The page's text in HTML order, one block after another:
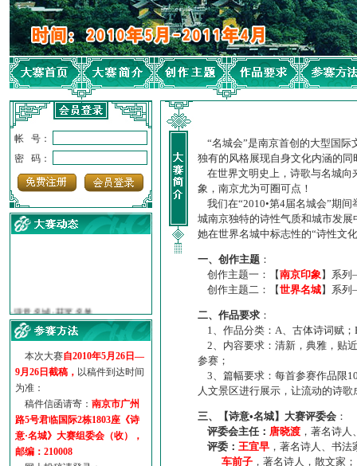
帐 号：
密 码：
·【诗意·名城】地铁展示作...
诗意名城·地铁时间
·地铁完美呈现【诗意·名城...
参赛作品多达5000多首
“诗意·名城”晒诗会
特别通知--致广大诗词爱好...
本次大赛自2010年5月26日—
9月26日截稿， 以稿件到达时间
为准：
稿件信函请寄： 南京市广州
路5号君临国际2栋1803座《诗
意·名城》大赛组委会（收），
邮编：210008
“名城会”是南京首创的大型国际
独有的风格展现自身文化内涵的
在世界文明史上，诗歌与名城向
象，南京尤为可圈可点！
我们在“2010•第4届名城会”期
城南京独特的诗性气质和城市发
她在世界名城中标志性的“诗性文
一、创作主题 ：
创作主题一：【南京印象】系
创作主题二：【世界名城】系
二、作品要求 ：
1、作品分类：A、古体诗词赋；
2、内容要求：清新，典雅，贴
参赛；
3、篇幅要求：每首参赛作品限
人文景区进行展示，让流动的诗
三、【诗意•名城】大赛评委会 ：
评委会主任： 唐晓渡 ，著名诗
评委： 王宜早 ，著名诗人、书
车前子 ，著名诗人，散文家；